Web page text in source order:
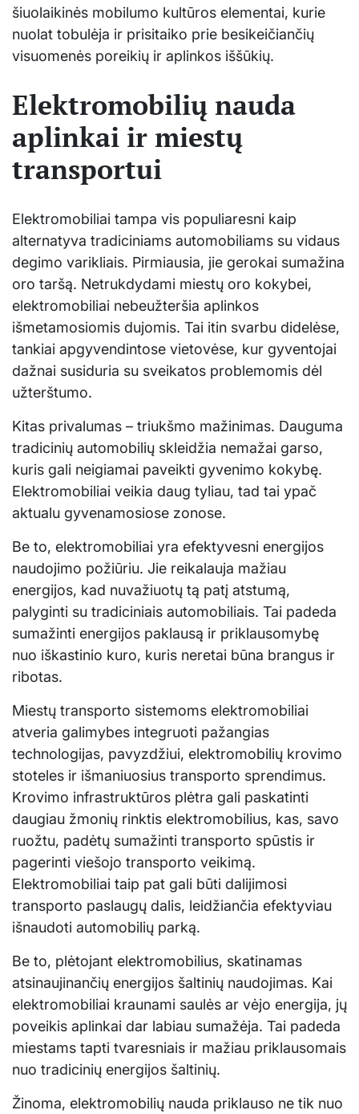
šiuolaikinės mobilumo kultūros elementai, kurie
nuolat tobulėja ir prisitaiko prie besikeičiančių
visuomenės poreikių ir aplinkos iššūkių.
Elektromobilių nauda
aplinkai ir miestų
transportui
Elektromobiliai tampa vis populiaresni kaip
alternatyva tradiciniams automobiliams su vidaus
degimo varikliais. Pirmiausia, jie gerokai sumažina
oro taršą. Netrukdydami miestų oro kokybei,
elektromobiliai nebeužteršia aplinkos
išmetamosiomis dujomis. Tai itin svarbu didelėse,
tankiai apgyvendintose vietovėse, kur gyventojai
dažnai susiduria su sveikatos problemomis dėl
užterštumo.
Kitas privalumas – triukšmo mažinimas. Dauguma
tradicinių automobilių skleidžia nemažai garso,
kuris gali neigiamai paveikti gyvenimo kokybę.
Elektromobiliai veikia daug tyliau, tad tai ypač
aktualu gyvenamosiose zonose.
Be to, elektromobiliai yra efektyvesni energijos
naudojimo požiūriu. Jie reikalauja mažiau
energijos, kad nuvažiuotų tą patį atstumą,
palyginti su tradiciniais automobiliais. Tai padeda
sumažinti energijos paklausą ir priklausomybę
nuo iškastinio kuro, kuris neretai būna brangus ir
ribotas.
Miestų transporto sistemoms elektromobiliai
atveria galimybes integruoti pažangias
technologijas, pavyzdžiui, elektromobilių krovimo
stoteles ir išmaniuosius transporto sprendimus.
Krovimo infrastruktūros plėtra gali paskatinti
daugiau žmonių rinktis elektromobilius, kas, savo
ruožtu, padėtų sumažinti transporto spūstis ir
pagerinti viešojo transporto veikimą.
Elektromobiliai taip pat gali būti dalijimosi
transporto paslaugų dalis, leidžiančia efektyviau
išnaudoti automobilių parką.
Be to, plėtojant elektromobilius, skatinamas
atsinaujinančių energijos šaltinių naudojimas. Kai
elektromobiliai kraunami saulės ar vėjo energija, jų
poveikis aplinkai dar labiau sumažėja. Tai padeda
miestams tapti tvaresniais ir mažiau priklausomais
nuo tradicinių energijos šaltinių.
Žinoma, elektromobilių nauda priklauso ne tik nuo